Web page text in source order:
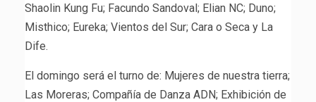
Shaolin Kung Fu; Facundo Sandoval; Elian NC; Duno;
Misthico; Eureka; Vientos del Sur; Cara o Seca y La
Dife.
El domingo será el turno de: Mujeres de nuestra tierra;
Las Moreras; Compañía de Danza ADN; Exhibición de